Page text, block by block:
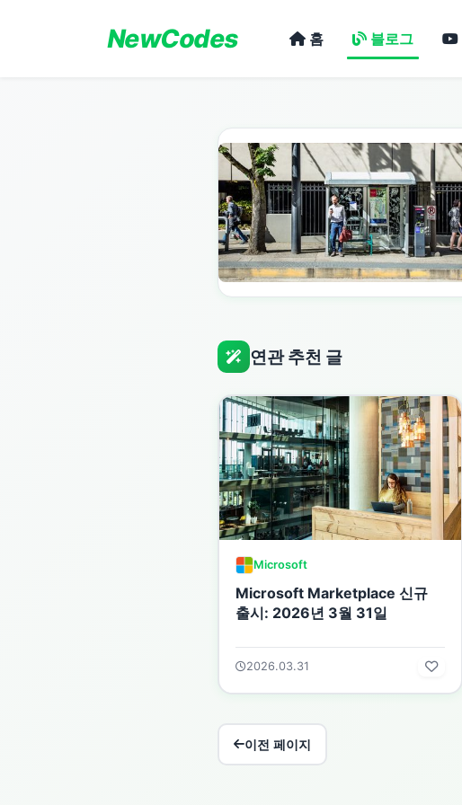
NewCodes 홈 블로그
연관 추천 글
Microsoft
Microsoft Marketplace 신규
출시: 2026년 3월 31일
2026.03.31
이전 페이지